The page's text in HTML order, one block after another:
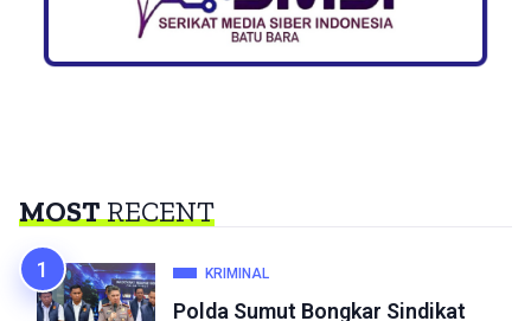
MOSTRECENT
KRIMINAL
Polda Sumut Bongkar Sindikat